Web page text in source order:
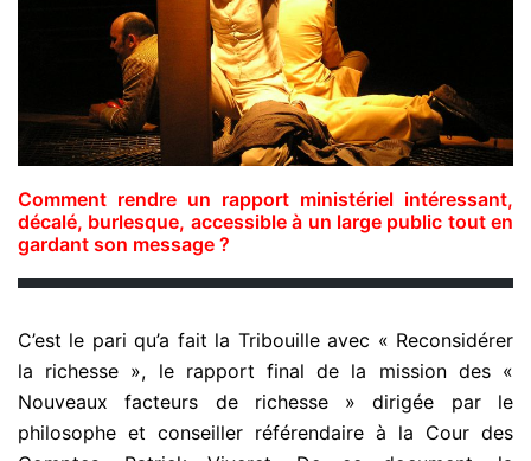
Comment rendre un rapport ministériel intéressant,
décalé, burlesque, accessible à un large public tout en
gardant son message ?
C’est le pari qu’a fait la Tribouille avec « Reconsidérer
la richesse », le rapport final de la mission des «
Nouveaux facteurs de richesse » dirigée par le
philosophe et conseiller référendaire à la Cour des